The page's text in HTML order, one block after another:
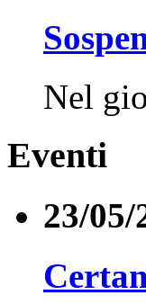
Nel
Eventi
23/05/